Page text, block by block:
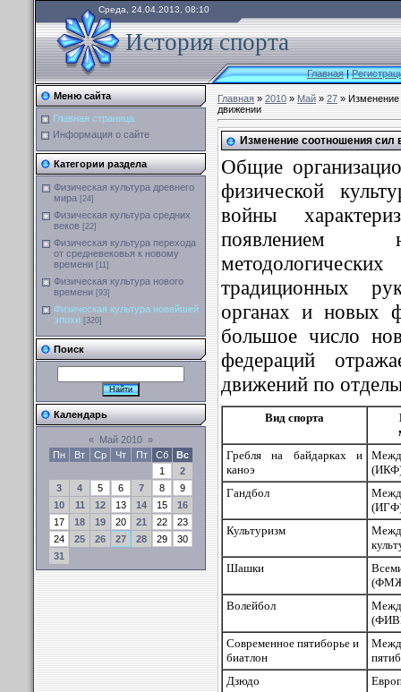
Среда, 24.04.2013, 08:10
История спорта
Главная|
Меню сайта
Главная страница
Информация о сайте
Категории раздела
Физическая культура древнего
мира [24]
Физическая культура средних
веков [22]
Физическая культура перехода
от средневековья к новому
времени [11]
Физическая культура нового
времени [93]
Физическая культура новейшей
эпохи [320]
Поиск
Календарь
« Май 2010 »
Пн
Вт Ср Чт Пт Сб
Вс
1
2
3
4 5 6 7 8
9
10
11 12 13 14 15
16
17
18 19 20 21 22
23
24
25 26 27 28 29
30
31
Главная»2010»Май»27» Изменение
движении
Изменение соотношения
Общие
физической
войны
появлением
традиционных
органах и новых
большое число
федераций
движений по
Вид спорта
Гребля на байдарках и
каноэ
Гандбол
Культуризм
Шашки
Волейбол
Современное пятиборье и
биатлон
Дзюдо